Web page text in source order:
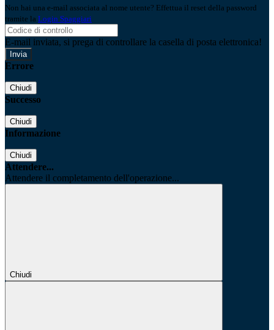
Non hai una e-mail associata al nome utente? Effettua il reset della password
tramite la Login Spaggiari
E-mail inviata, si prega di controllare la casella di posta elettronica!
Errore
Chiudi
Successo
Chiudi
Informazione
Chiudi
Attendere...
Attendere il completamento dell'operazione...
Chiudi